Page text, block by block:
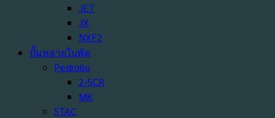
JET
JX
NXF2
ปั๊มหลายใบพัด
Pedrollo
2-5CR
MK
STAC